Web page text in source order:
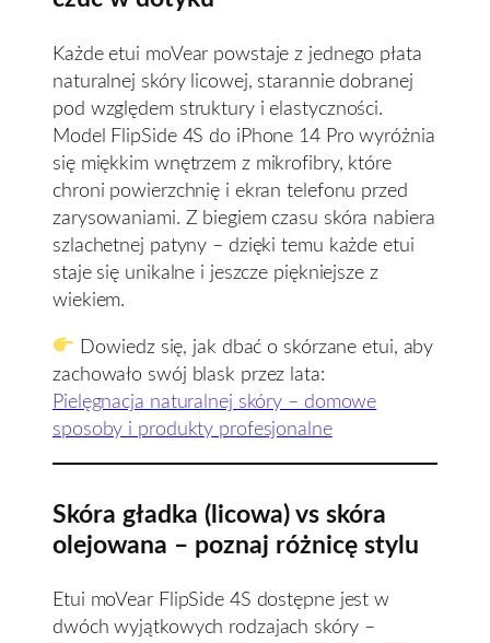
Każde etui moVear powstaje z jednego płata
naturalnej skóry licowej, starannie dobranej
pod względem struktury i elastyczności.
Model FlipSide 4S do iPhone 14 Pro wyróżnia
się miękkim wnętrzem z mikrofibry, które
chroni powierzchnię i ekran telefonu przed
zarysowaniami. Z biegiem czasu skóra nabiera
szlachetnej patyny – dzięki temu każde etui
staje się unikalne i jeszcze piękniejsze z
wiekiem.
Dowiedz się, jak dbać o skórzane etui, aby
zachowało swój blask przez lata:
Pielęgnacja naturalnej skóry – domowe
sposoby i produkty profesjonalne
Skóra gładka (licowa) vs skóra
olejowana – poznaj różnicę stylu
Etui moVear FlipSide 4S dostępne jest w
dwóch wyjątkowych rodzajach skóry –